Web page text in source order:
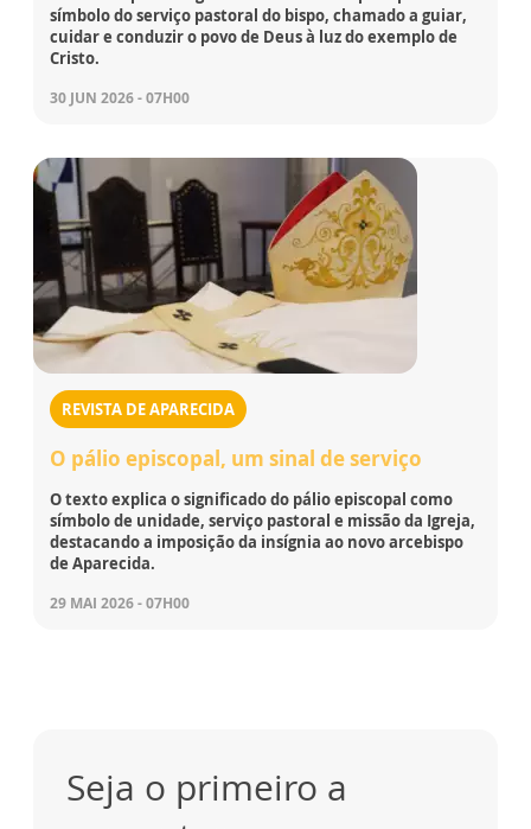
símbolo do serviço pastoral do bispo, chamado a guiar,
cuidar e conduzir o povo de Deus à luz do exemplo de
Cristo.
30 JUN 2026 - 07H00
REVISTA DE APARECIDA
O pálio episcopal, um sinal de serviço
O texto explica o significado do pálio episcopal como
símbolo de unidade, serviço pastoral e missão da Igreja,
destacando a imposição da insígnia ao novo arcebispo
de Aparecida.
29 MAI 2026 - 07H00
Seja o primeiro a